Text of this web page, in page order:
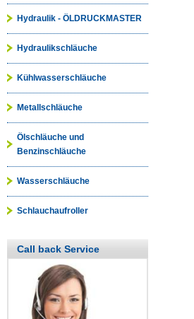
Hydraulik - ÖLDRUCKMASTER
Hydraulikschläuche
Kühlwasserschläuche
Metallschläuche
Ölschläuche und
Benzinschläuche
Wasserschläuche
Schlauchaufroller
Call back Service